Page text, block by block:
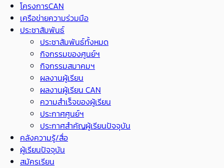
โครงการCAN
เครือข่ายความร่วมมือ
ประชาสัมพันธ์
ประชาสัมพันธ์ทั้งหมด
กิจกรรมของศูนย์ฯ
กิจกรรมสมาคมฯ
ผลงานผู้เรียน
ผลงานผู้เรียน CAN
ความสำเร็จของผู้เรียน
ประกาศศูนย์ฯ
ประกาศสำคัญผู้เรียนปัจจุบัน
คลังความรู้/สื่อ
ผู้เรียนปัจจุบัน
สมัครเรียน